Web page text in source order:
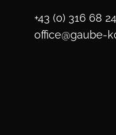
+43 (0) 316 68
office@gaube-